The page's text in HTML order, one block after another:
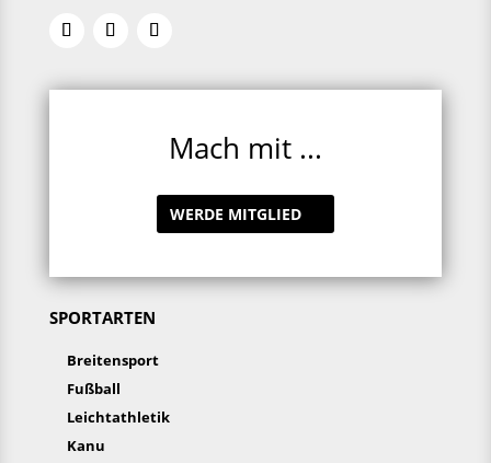
Mach mit ...
WERDE MITGLIED
SPORTARTEN
Breitensport
Fußball
Leichtathletik
Kanu